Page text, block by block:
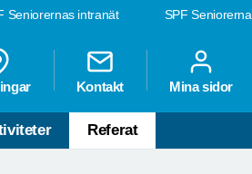
SPF Seniorerna
Seniorernas intranät
Kontakt Mina sidor
Referat